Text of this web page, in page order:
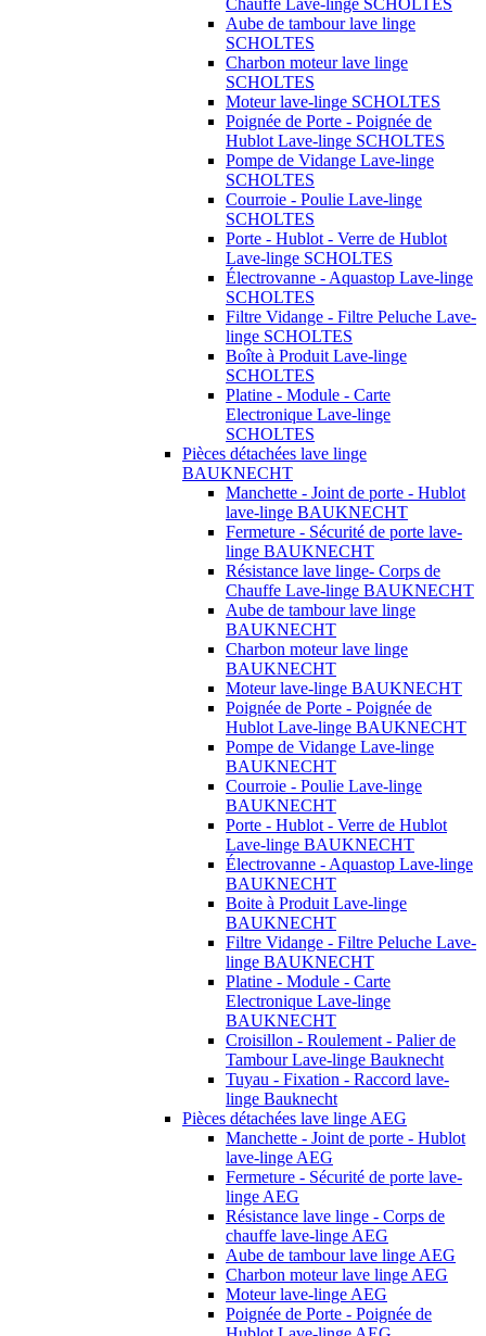
Aube de tambour lave linge
SCHOLTES
Charbon moteur lave linge
SCHOLTES
Moteur lave-linge SCHOLTES
Poignée de Porte - Poignée de
Hublot Lave-linge SCHOLTES
Pompe de Vidange Lave-linge
SCHOLTES
Courroie - Poulie Lave-linge
SCHOLTES
Porte - Hublot - Verre de Hublot
Lave-linge SCHOLTES
Électrovanne - Aquastop Lave-linge
SCHOLTES
Filtre Vidange - Filtre Peluche Lave-
linge SCHOLTES
Boîte à Produit Lave-linge
SCHOLTES
Platine - Module - Carte
Electronique Lave-linge
SCHOLTES
Pièces détachées lave linge
BAUKNECHT
Manchette - Joint de porte - Hublot
lave-linge BAUKNECHT
Fermeture - Sécurité de porte lave-
linge BAUKNECHT
Résistance lave linge- Corps de
Chauffe Lave-linge BAUKNECHT
Aube de tambour lave linge
BAUKNECHT
Charbon moteur lave linge
BAUKNECHT
Moteur lave-linge BAUKNECHT
Poignée de Porte - Poignée de
Hublot Lave-linge BAUKNECHT
Pompe de Vidange Lave-linge
BAUKNECHT
Courroie - Poulie Lave-linge
BAUKNECHT
Porte - Hublot - Verre de Hublot
Lave-linge BAUKNECHT
Électrovanne - Aquastop Lave-linge
BAUKNECHT
Boite à Produit Lave-linge
BAUKNECHT
Filtre Vidange - Filtre Peluche Lave-
linge BAUKNECHT
Platine - Module - Carte
Electronique Lave-linge
BAUKNECHT
Croisillon - Roulement - Palier de
Tambour Lave-linge Bauknecht
Tuyau - Fixation - Raccord lave-
linge Bauknecht
Pièces détachées lave linge AEG
Manchette - Joint de porte - Hublot
lave-linge AEG
Fermeture - Sécurité de porte lave-
linge AEG
Résistance lave linge - Corps de
chauffe lave-linge AEG
Aube de tambour lave linge AEG
Charbon moteur lave linge AEG
Moteur lave-linge AEG
Poignée de Porte - Poignée de